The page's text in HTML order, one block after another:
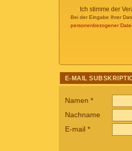
Ich stimme der
Bei der Eingabe Ihrer
personenbezogener
E-MAIL
Namen *
Nachname
E-mail *